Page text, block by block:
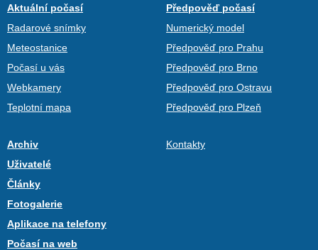
Aktuální počasí
Radarové snímky
Meteostanice
Počasí u vás
Webkamery
Teplotní mapa
Předpověď počasí
Numerický model
Předpověď pro Prahu
Předpověď pro Brno
Předpověď pro Ostravu
Předpověď pro Plzeň
Archiv
Uživatelé
Články
Fotogalerie
Aplikace na telefony
Počasí na web
Kontakty